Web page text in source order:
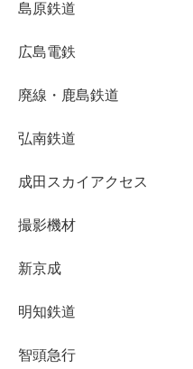
島原鉄道
広島電鉄
廃線・鹿島鉄道
弘南鉄道
成田スカイアクセス
撮影機材
新京成
明知鉄道
智頭急行